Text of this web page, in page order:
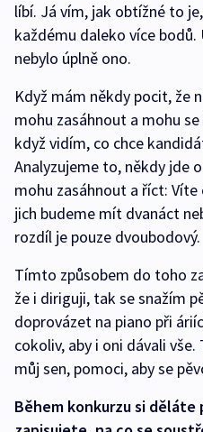
líbí. Já vím, jak obtížné to
každému daleko více
nebylo úplně ono.
Když mám někdy pocit, že
mohu zasáhnout a mohu
když vidím, co chce
Analyzujeme to, někdy jde
mohu zasáhnout a říct:
jich budeme mít dvanáct
rozdíl je pouze dvoubodový.
Tímto způsobem do toho
že i diriguji, tak se snažím
doprovázet na piano při
cokoliv, aby i oni dávali
můj sen, pomoci, aby se
Během konkurzu si děláte